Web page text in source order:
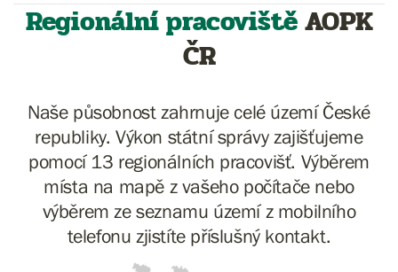
Regionální pracovištěAOPK
ČR
Naše působnost zahrnuje celé území České
republiky. Výkon státní správy zajišťujeme
pomocí 13 regionálních pracovišť. Výběrem
místa na mapě z vašeho počítače nebo
výběrem ze seznamu území z mobilního
telefonu zjistíte příslušný kontakt.